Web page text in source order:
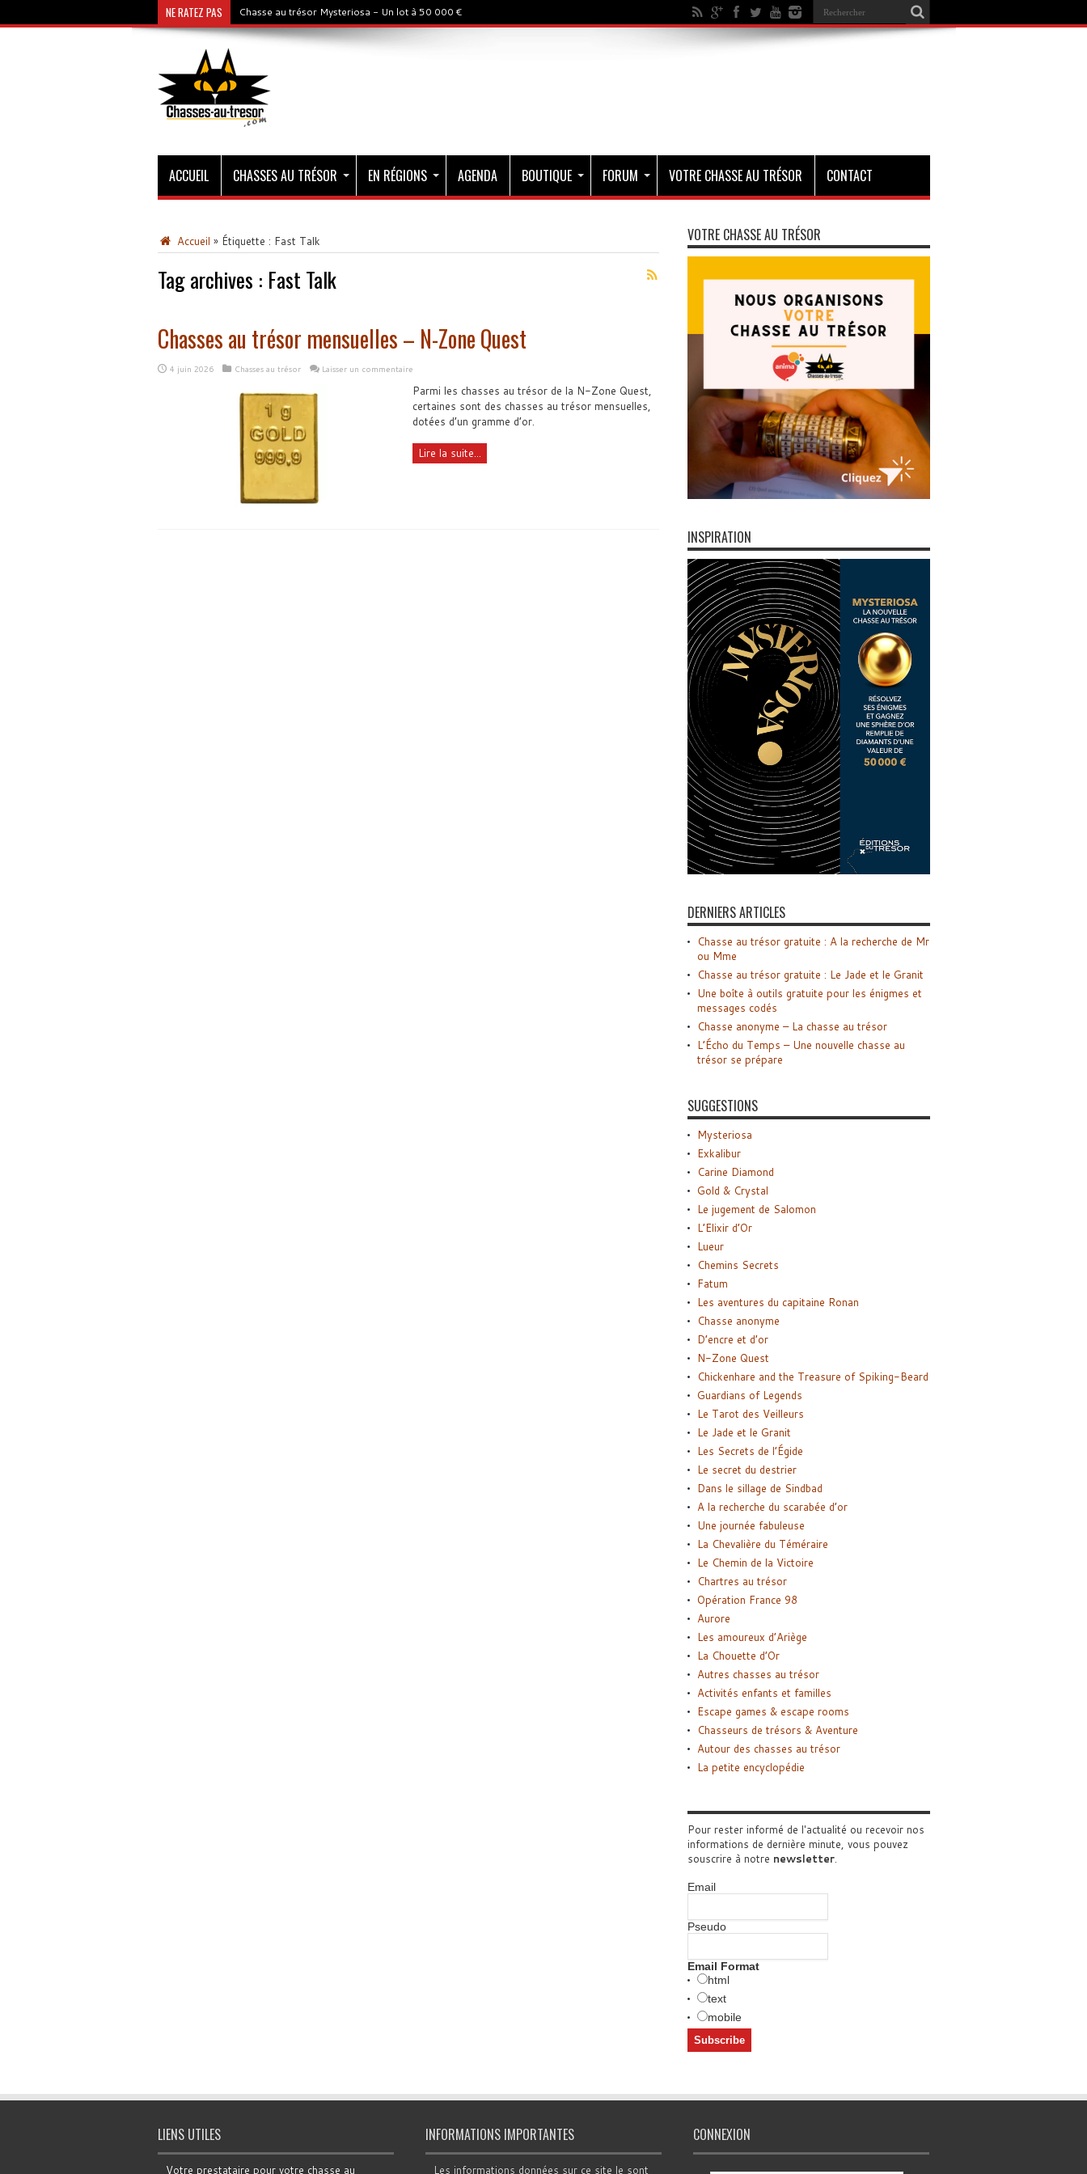
NE RATEZ PAS Chasse au trésor Mysteriosa - Un lot à 50 000 €
ACCUEIL CHASSES AU TRÉSOR EN RÉGIONS AGENDA BOUTIQUE FORUM VOTRE CHASSE AU TRÉSOR CONTACT
Accueil » Étiquette : Fast Talk
Tag archives : Fast Talk
Chasses au trésor mensuelles – N-Zone Quest
4 juin 2026 Chasses au trésor Laisser un commentaire
Parmi les chasses au trésor de la N-Zone Quest,
certaines sont des chasses au trésor mensuelles,
dotées d’un gramme d’or.
Lire la suite...
VOTRE CHASSE AU TRÉSOR
INSPIRATION
DERNIERS ARTICLES
Chasse au trésor gratuite : A la recherche de Mr
ou Mme
Chasse au trésor gratuite : Le Jade et le Granit
Une boîte à outils gratuite pour les énigmes et
messages codés
Chasse anonyme – La chasse au trésor
L’Écho du Temps – Une nouvelle chasse au
trésor se prépare
SUGGESTIONS
Mysteriosa
Exkalibur
Carine Diamond
Gold & Crystal
Le jugement de Salomon
L’Elixir d’Or
Lueur
Chemins Secrets
Fatum
Les aventures du capitaine Ronan
Chasse anonyme
D’encre et d’or
N-Zone Quest
Chickenhare and the Treasure of Spiking-Beard
Guardians of Legends
Le Tarot des Veilleurs
Le Jade et le Granit
Les Secrets de l’Égide
Le secret du destrier
Dans le sillage de Sindbad
A la recherche du scarabée d’or
Une journée fabuleuse
La Chevalière du Téméraire
Le Chemin de la Victoire
Chartres au trésor
Opération France 98
Aurore
Les amoureux d’Ariège
La Chouette d’Or
Autres chasses au trésor
Activités enfants et familles
Escape games & escape rooms
Chasseurs de trésors & Aventure
Autour des chasses au trésor
La petite encyclopédie
Pour rester informé de l'actualité ou recevoir nos
informations de dernière minute, vous pouvez
souscrire à notre newsletter.
Email
Pseudo
Email Format
html
text
mobile
LIENS UTILES
Votre prestataire pour votre chasse au
INFORMATIONS IMPORTANTES
Les informations données sur ce site le sont
CONNEXION